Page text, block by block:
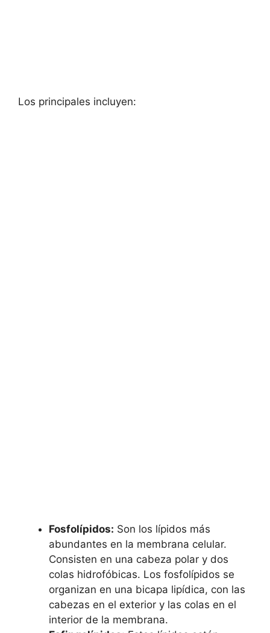
Los ⁢principales⁤ incluyen:
Fosfolípidos: Son ⁤los ‍lípidos más
abundantes en⁤ la membrana celular.
Consisten en una cabeza polar y dos
colas hidrofóbicas. Los fosfolípidos ‍se
organizan en una⁤ bicapa lipídica, con las​
cabezas‍ en el‌ exterior y las colas en el
interior de la membrana.